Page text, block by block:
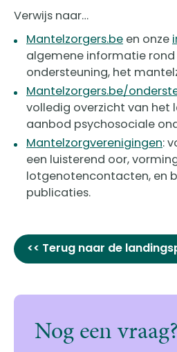
Verwijs naar…
Mantelzorgers.be en onze
algemene informatie
ondersteuning, het
Mantelzorgers.be/
volledig overzicht van het
aanbod psychosociale
Mantelzorgverenigingen:
een luisterend oor,
lotgenotencontacten, en
publicaties.
<< Terug naar de
Nog een vraag?